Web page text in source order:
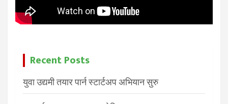
Recent Posts
युवा उद्यमी तयार पार्न स्टार्टअप अभियान सुरु